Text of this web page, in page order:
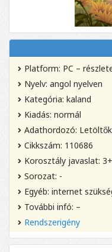
Platform: PC –
Nyelv: angol nyelven
Kategória: kaland
Kiadás: normál
Adathordozó:
Cikkszám: 110686
Korosztály javaslat: 3+
Sorozat: -
Egyéb: internet
További infó: –
Rendszerigény